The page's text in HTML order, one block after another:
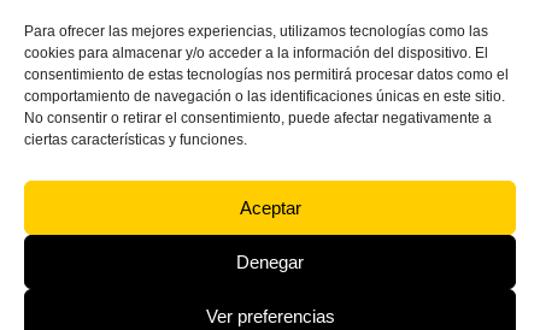
Para ofrecer las mejores experiencias, utilizamos tecnologías como las
cookies para almacenar y/o acceder a la información del dispositivo. El
consentimiento de estas tecnologías nos permitirá procesar datos como el
comportamiento de navegación o las identificaciones únicas en este sitio.
No consentir o retirar el consentimiento, puede afectar negativamente a
ciertas características y funciones.
Aceptar
Denegar
Ver preferencias
Declaración de accesibilidad